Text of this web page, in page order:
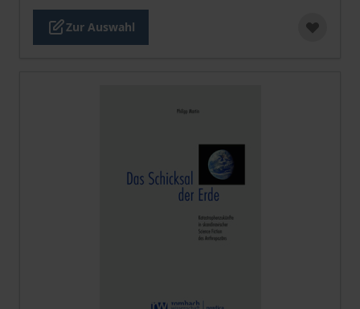
Zur Auswahl